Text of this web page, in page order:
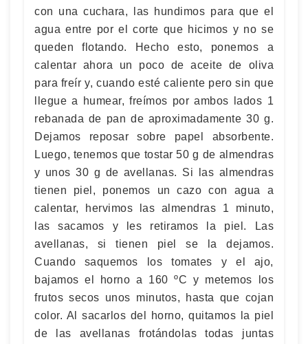
con una cuchara, las hundimos para que el
agua entre por el corte que hicimos y no se
queden flotando. Hecho esto, ponemos a
calentar ahora un poco de aceite de oliva
para freír y, cuando esté caliente pero sin que
llegue a humear, freímos por ambos lados 1
rebanada de pan de aproximadamente 30 g.
Dejamos reposar sobre papel absorbente.
Luego, tenemos que tostar 50 g de almendras
y unos 30 g de avellanas. Si las almendras
tienen piel, ponemos un cazo con agua a
calentar, hervimos las almendras 1 minuto,
las sacamos y les retiramos la piel. Las
avellanas, si tienen piel se la dejamos.
Cuando saquemos los tomates y el ajo,
bajamos el horno a 160 ºC y metemos los
frutos secos unos minutos, hasta que cojan
color. Al sacarlos del horno, quitamos la piel
de las avellanas frotándolas todas juntas